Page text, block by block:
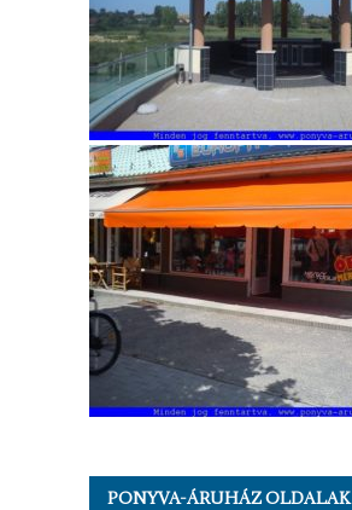
PONYVA-ÁRUHÁZ OLDALAK